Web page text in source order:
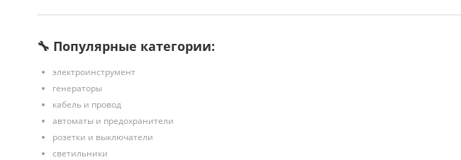
🔧 Популярные категории:
электроинструмент
генераторы
кабель и провод
автоматы и предохранители
розетки и выключатели
светильники